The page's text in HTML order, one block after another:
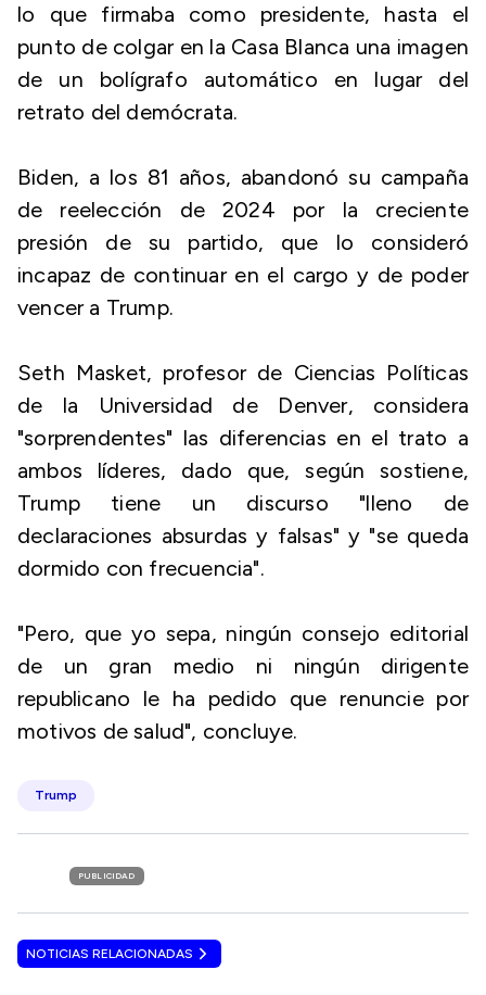
lo que firmaba como presidente, hasta el
punto de colgar en la Casa Blanca una imagen
de un bolígrafo automático en lugar del
retrato del demócrata.
Biden, a los 81 años, abandonó su campaña
de reelección de 2024 por la creciente
presión de su partido, que lo consideró
incapaz de continuar en el cargo y de poder
vencer a Trump.
Seth Masket, profesor de Ciencias Políticas
de la Universidad de Denver, considera
"sorprendentes" las diferencias en el trato a
ambos líderes, dado que, según sostiene,
Trump tiene un discurso "lleno de
declaraciones absurdas y falsas" y "se queda
dormido con frecuencia".
"Pero, que yo sepa, ningún consejo editorial
de un gran medio ni ningún dirigente
republicano le ha pedido que renuncie por
motivos de salud", concluye.
Trump
PUBLICIDAD
NOTICIAS RELACIONADAS